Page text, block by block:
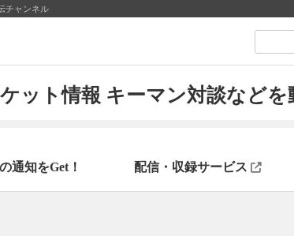
チャンネル
ット情報 キーマン対談など
通知をGet！ 配信・収録サービス